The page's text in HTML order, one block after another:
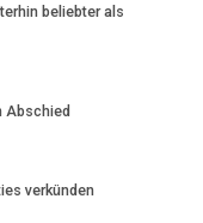
beliebter als
Abschied
verkünden